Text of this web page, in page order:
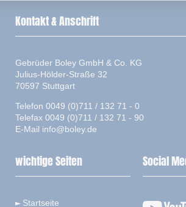
Kontakt & Anschrift
Gebrüder Boley GmbH & Co. KG
Julius-Hölder-Straße 32
70597 Stuttgart
Telefon 0049 (0)711 / 132 71 - 0
Telefax 0049 (0)711 / 132 71 - 90
E-Mail info@boley.de
wichtige Seiten
Startseite
Social